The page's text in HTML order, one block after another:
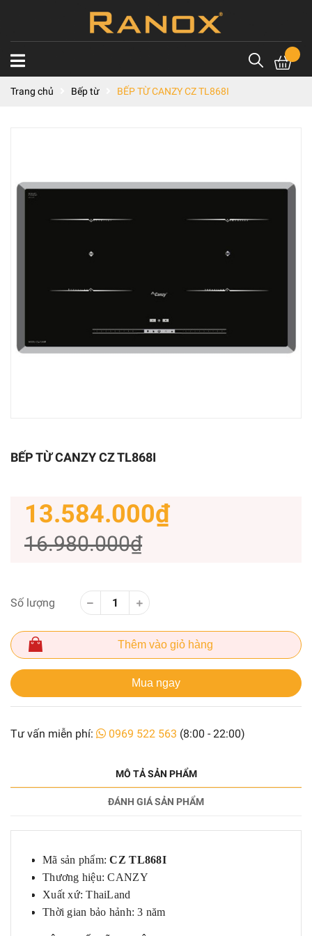
Trang chủ Bếp từ BẾP TỪ CANZY CZ TL868I
BẾP TỪ CANZY CZ TL868I
13.584.000₫
16.980.000₫
Số lượng
Thêm vào giỏ hàng
Mua ngay
Tư vấn miễn phí: 0969 522 563 (8:00 - 22:00)
MÔ TẢ SẢN PHẨM
ĐÁNH GIÁ SẢN PHẨM
Mã sản phẩm:CZ TL868I
Thương hiệu: CANZY
Xuất xứ:ThaiLand
Thời gian bảo hảnh: 3 năm